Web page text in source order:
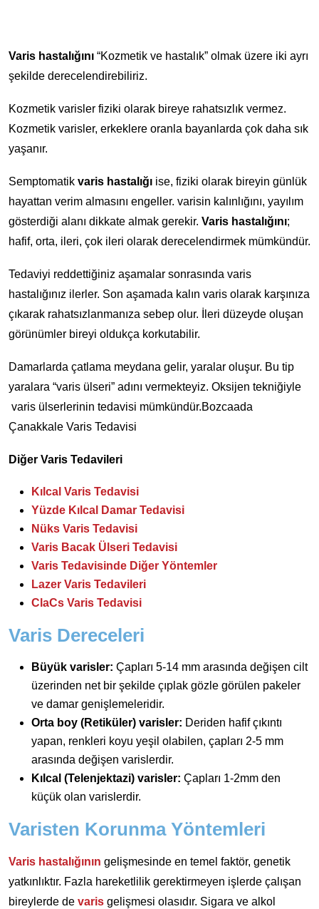
Varis hastalığını “Kozmetik ve hastalık” olmak üzere iki ayrı
şekilde derecelendirebiliriz.
Kozmetik varisler fiziki olarak bireye rahatsızlık vermez.
Kozmetik varisler, erkeklere oranla bayanlarda çok daha sık
yaşanır.
Semptomatik varis hastalığı ise, fiziki olarak bireyin günlük
hayattan verim almasını engeller. varisin kalınlığını, yayılım
gösterdiği alanı dikkate almak gerekir. Varis hastalığını;
hafif, orta, ileri, çok ileri olarak derecelendirmek mümkündür.
Tedaviyi reddettiğiniz aşamalar sonrasında varis
hastalığınız ilerler. Son aşamada kalın varis olarak karşınıza
çıkarak rahatsızlanmanıza sebep olur. İleri düzeyde oluşan
görünümler bireyi oldukça korkutabilir.
Damarlarda çatlama meydana gelir, yaralar oluşur. Bu tip
yaralara “varis ülseri” adını vermekteyiz. Oksijen tekniğiyle
varis ülserlerinin tedavisi mümkündür.Bozcaada
Çanakkale Varis Tedavisi
Diğer Varis Tedavileri
Kılcal Varis Tedavisi
Yüzde Kılcal Damar Tedavisi
Nüks Varis Tedavisi
Varis Bacak Ülseri Tedavisi
Varis Tedavisinde Diğer Yöntemler
Lazer Varis Tedavileri
ClaCs Varis Tedavisi
Varis Dereceleri
Büyük varisler: Çapları 5-14 mm arasında değişen cilt
üzerinden net bir şekilde çıplak gözle görülen pakeler
ve damar genişlemeleridir.
Orta boy (Retiküler) varisler: Deriden hafif çıkıntı
yapan, renkleri koyu yeşil olabilen, çapları 2-5 mm
arasında değişen varislerdir.
Kılcal (Telenjektazi) varisler: Çapları 1-2mm den
küçük olan varislerdir.
Varisten Korunma Yöntemleri
Varis hastalığının gelişmesinde en temel faktör, genetik
yatkınlıktır. Fazla hareketlilik gerektirmeyen işlerde çalışan
bireylerde de varis gelişmesi olasıdır. Sigara ve alkol